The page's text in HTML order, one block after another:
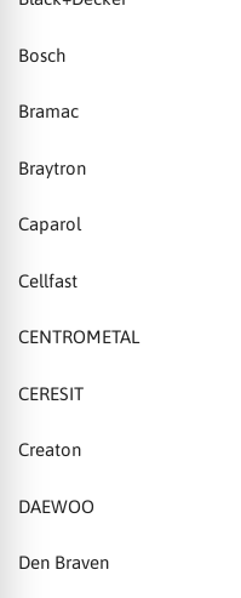
Bosch
Bramac
Braytron
Caparol
Cellfast
CENTROMETAL
CERESIT
Creaton
DAEWOO
Den Braven